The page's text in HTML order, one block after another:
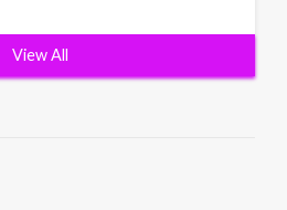
View All